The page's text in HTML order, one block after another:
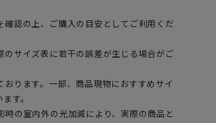
認の上、ご購入の目安としてご利用くだ
サイズ表に若干の誤差が生じる場合がご
ります。一部、商品現物におすすめサイ
す。
の室内外の光加減により、実際の商品と